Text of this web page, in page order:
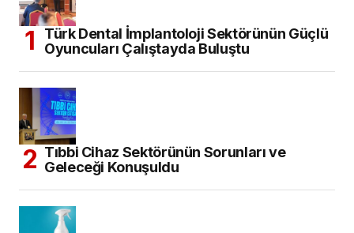
Türk Dental İmplantoloji Sektörünün Güçlü
Oyuncuları Çalıştayda Buluştu
Tıbbi Cihaz Sektörünün Sorunları ve
Geleceği Konuşuldu